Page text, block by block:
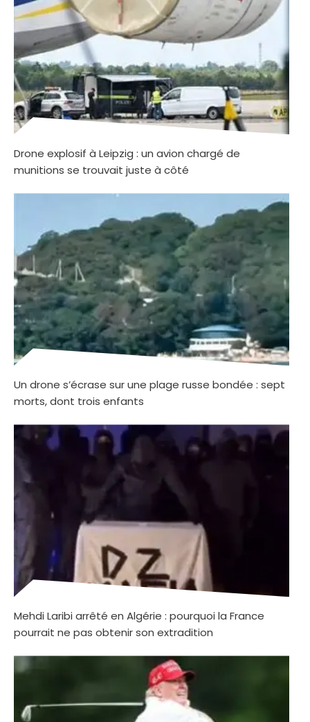
Drone explosif à Leipzig : un avion chargé de
munitions se trouvait juste à côté
Un drone s’écrase sur une plage russe bondée : sept
morts, dont trois enfants
Mehdi Laribi arrêté en Algérie : pourquoi la France
pourrait ne pas obtenir son extradition